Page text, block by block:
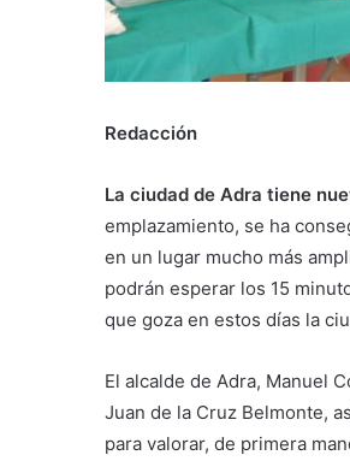
Redacción
La ciudad de Adra tiene
emplazamiento, se ha
en un lugar mucho más
podrán esperar los 15
que goza en estos días la
El alcalde de Adra, Manuel
Juan de la Cruz Belmonte,
para valorar, de primera